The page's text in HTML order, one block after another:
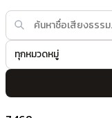
ทุกหมวดหมู่